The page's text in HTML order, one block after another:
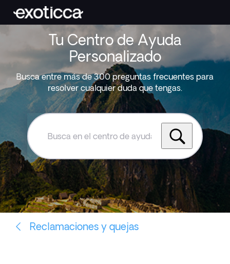
Tu Centro de Ayuda
Personalizado
Busca entre más de 300 preguntas frecuentes para
resolver cualquier duda que tengas.
Busca
el
centro
de
ayuda
de
Exoticca
Reclamaciones y quejas